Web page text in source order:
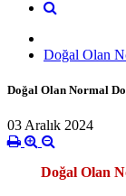
Doğal Olan
Doğal Olan Normal
03 Aralık 2024
Doğal Olan